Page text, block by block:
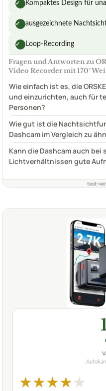
✓ Kompaktes Design für
✓ ausgezeichnete
✓ Loop-Recording
Fragen und Antworten zu
Video Recorder mit 170°
Wie einfach ist es, die
und einzurichten, auch für
Personen?
Wie gut ist die
Dashcam im Vergleich zu
Kann die Dashcam auch bei
Lichtverhältnissen gute
test-
★★★★★